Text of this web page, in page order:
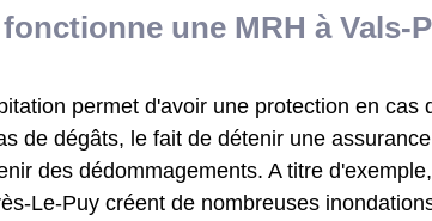
une MRH à Vals-
permet d'avoir une protection en cas
de dégâts, le fait de détenir une
des dédommagements. A titre
Le-Puy créent de nombreuses